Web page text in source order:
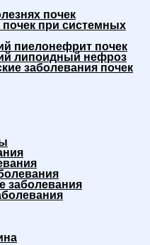
почек
при системных
пиелонефрит почек
липоидный нефроз
заболевания почек
заболевания